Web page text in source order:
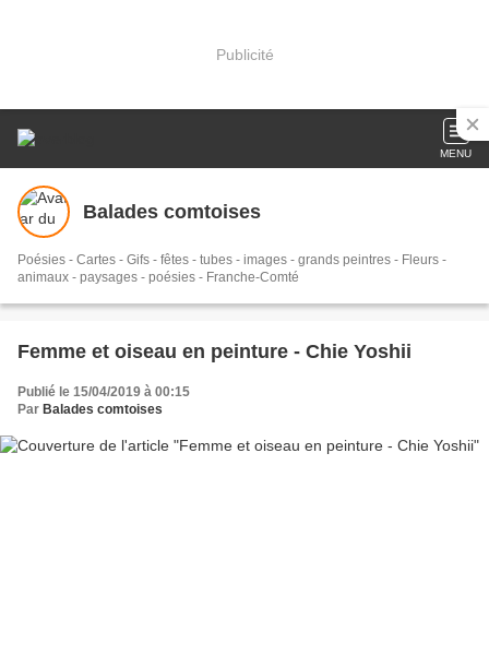
Publicité
MENU
Balades comtoises
Poésies - Cartes - Gifs - fêtes - tubes - images - grands peintres - Fleurs -
animaux - paysages - poésies - Franche-Comté
Femme et oiseau en peinture - Chie Yoshii
Publié le 15/04/2019 à 00:15
Par Balades comtoises